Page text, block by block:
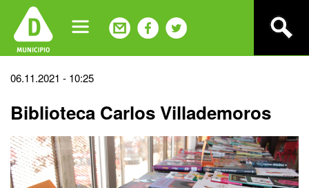
navigation
Back
top
06.11.2021 - 10:25
Biblioteca Carlos Villademoros